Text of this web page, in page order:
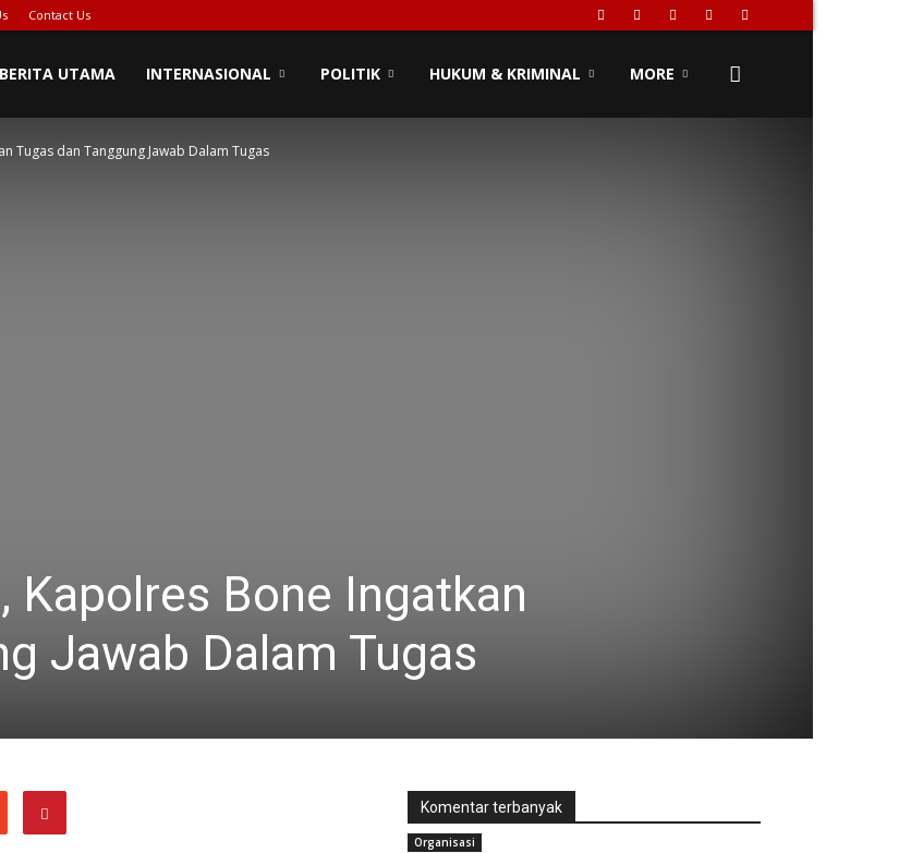
Contact Us
BERITA UTAMA INTERNASIONAL POLITIK HUKUM & KRIMINAL MORE
Tugas dan Tanggung Jawab Dalam Tugas
Kapolres Bone Ingatkan
Jawab Dalam Tugas
Komentar terbanyak
Organisasi